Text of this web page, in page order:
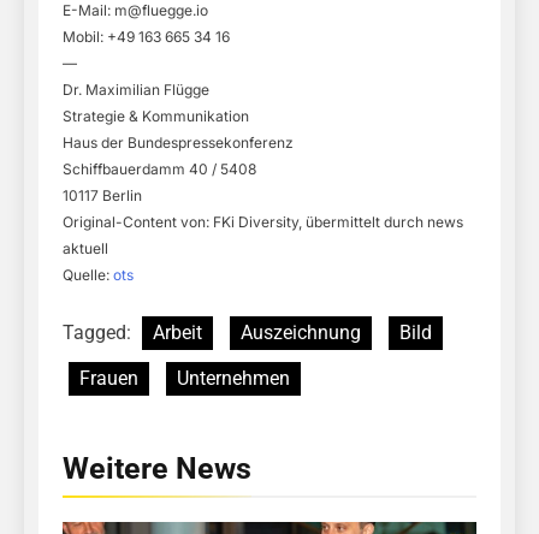
E-Mail: m@fluegge.io
Mobil: +49 163 665 34 16
—
Dr. Maximilian Flügge
Strategie & Kommunikation
Haus der Bundespressekonferenz
Schiffbauerdamm 40 / 5408
10117 Berlin
Original-Content von: FKi Diversity, übermittelt durch news
aktuell
Quelle: ots
Tagged: Arbeit Auszeichnung
Bild
Frauen
Unternehmen
Weitere News